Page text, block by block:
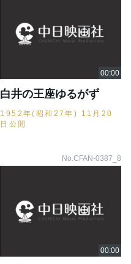
白井の王座ゆるがず
1952年(昭和27年) 11月20
日公開
No.CFAN-0387_8